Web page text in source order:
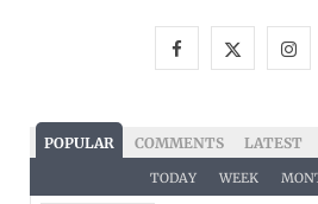
c
e
T
w
I
s
t
POPULAR COMMENTS LATEST
TODAY WEEK